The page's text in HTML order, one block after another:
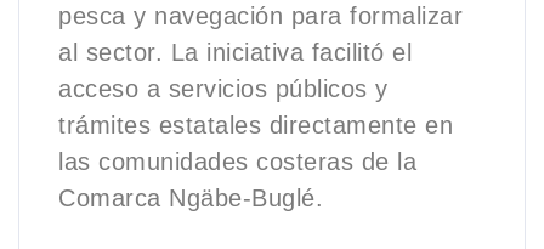
pesca y navegación para formalizar
al sector. La iniciativa facilitó el
acceso a servicios públicos y
trámites estatales directamente en
las comunidades costeras de la
Comarca Ngäbe-Buglé.